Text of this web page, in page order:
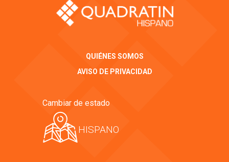
QUIÉNES SOMOS
AVISO DE PRIVACIDAD
Cambiar de estado
HISPANO